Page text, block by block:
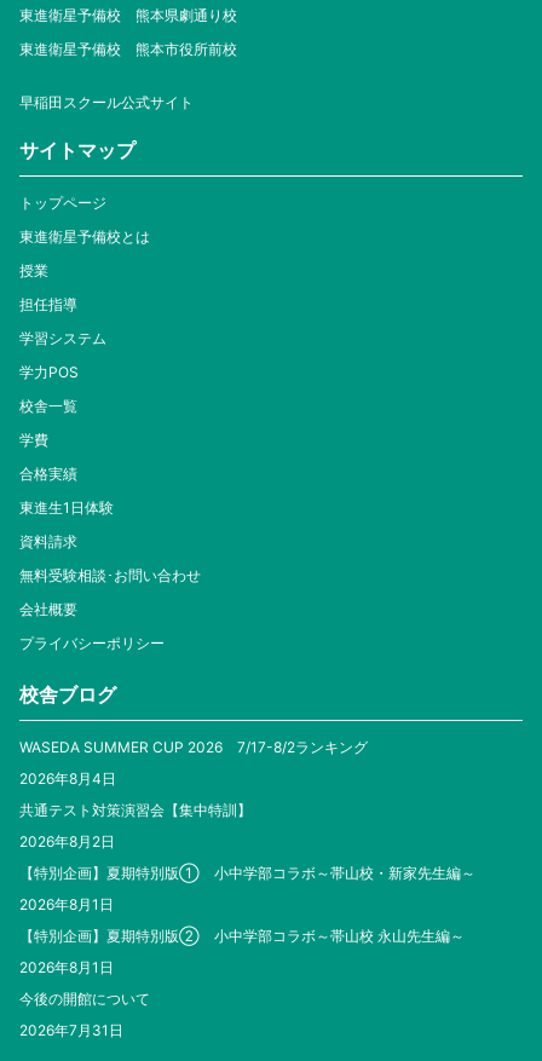
東進衛星予備校 熊本県劇通り校
東進衛星予備校 熊本市役所前校
早稲田スクール公式サイト
サイトマップ
トップページ
東進衛星予備校とは
授業
担任指導
学習システム
学力POS
校舎一覧
学費
合格実績
東進生1日体験
資料請求
無料受験相談･お問い合わせ
会社概要
プライバシーポリシー
校舎ブログ
WASEDA SUMMER CUP 2026 7/17-8/2ランキング
2026年8月4日
共通テスト対策演習会【集中特訓】
2026年8月2日
【特別企画】夏期特別版① 小中学部コラボ～帯山校・新家先生編～
2026年8月1日
【特別企画】夏期特別版② 小中学部コラボ～帯山校 永山先生編～
2026年8月1日
今後の開館について
2026年7月31日